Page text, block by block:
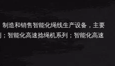
造和销售智能化绳线生产设备，主要
智能化高速捻绳机系列；智能化高速